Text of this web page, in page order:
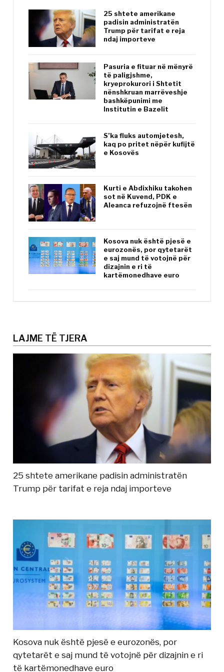
25 shtete amerikane
padisin administratën
Trump për tarifat e reja
ndaj importeve
Pasuria e fituar në mënyrë
të paligjshme,
kryeprokurori i Shtetit
nënshkruan marrëveshje
bashkëpunimi me
Institutin e Bazelit
S’ka fluks automjetesh,
kaq po pritet nëpër kufijtë
e Kosovës
Kurti e Abdixhiku takohen
sot në Kuvend, PDK e
Aleanca refuzojnë ftesën
Kosova nuk është pjesë e
eurozonës, por qytetarët
e saj mund të votojnë për
dizajnin e ri të
kartëmonedhave euro
LAJME TË TJERA
25 shtete amerikane padisin administratën
Trump për tarifat e reja ndaj importeve
Kosova nuk është pjesë e eurozonës, por
qytetarët e saj mund të votojnë për dizajnin e ri
të kartëmonedhave euro